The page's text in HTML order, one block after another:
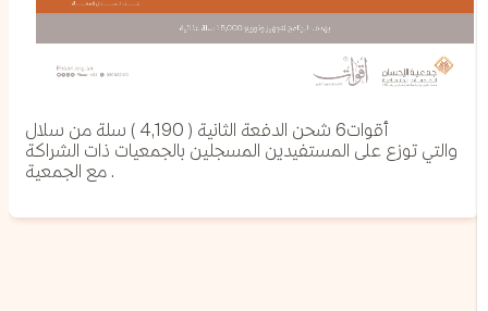
‏والتي توزع على المستفيدين المسجلين بالجمعيات ذات الشراكة
مع الجمعية .